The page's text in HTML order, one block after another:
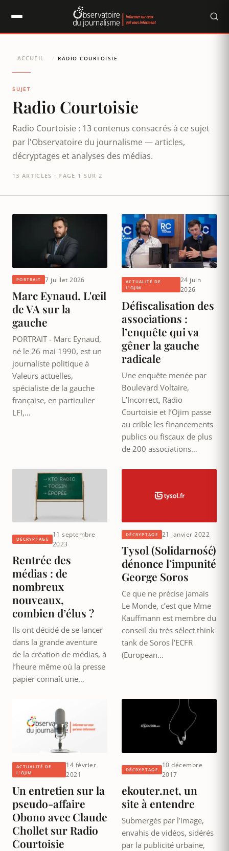
ACCUEIL / RADIO COURTOISIE
SUJET
Radio Courtoisie
Radio Courtoisie : 13 contenus consacrés à ce sujet
par l'Observatoire du journalisme — articles,
décryptages et analyses des médias.
13 ARTICLES · PAGE 1 SUR 2
PORTRAIT 7 juillet 2026
Marc Eynaud. L'œil
de VA sur la
gauche
PORTRAIT - Marc Eynaud,
né le 26 mai 1990, est un
journaliste politique à
Valeurs actuelles,
spécialiste de la gauche
française, en particulier
LFI,…
ACTUALITÉ DE
L'OJIM
24 juin
2026
Défiscalisation des
associations :
l’enquête qui va
gêner la gauche
radicale
Une enquête menée par
Boulevard Voltaire,
L’Incorrect, Radio
Courtoisie et l’Ojim passe
au crible les financements
publics ou fiscaux de plus
de 200 associations…
DÉCRYPTAGE
11 septembre
2023
Rentrée des
médias : de
nombreux
nouveaux,
combien d’élus ?
Ils ont décidé de se lancer
dans la grande aventure
de la création de médias, à
l’heure même où la presse
papier connaît une…
DÉCRYPTAGE 21 janvier 2022
Tysol (Solidarność)
dénonce l’impunité
George Soros
Ce que ne précise jamais
Le Monde, c’est que Mme
Kauffmann est membre du
conseil du très sélect think
tank de Soros l’ECFR
(European…
ACTUALITÉ DE
L'OJIM
14 février
2021
Un entretien sur la
pseudo-affaire
Obono avec Claude
Chollet sur Radio
Courtoisie
DÉCRYPTAGE
10 décembre
2017
ekouter.net, un
site à entendre
Submergés par l’image,
envahis de vidéos, sidérés
par la publicité urbaine,
Panneau de gestion des cookies